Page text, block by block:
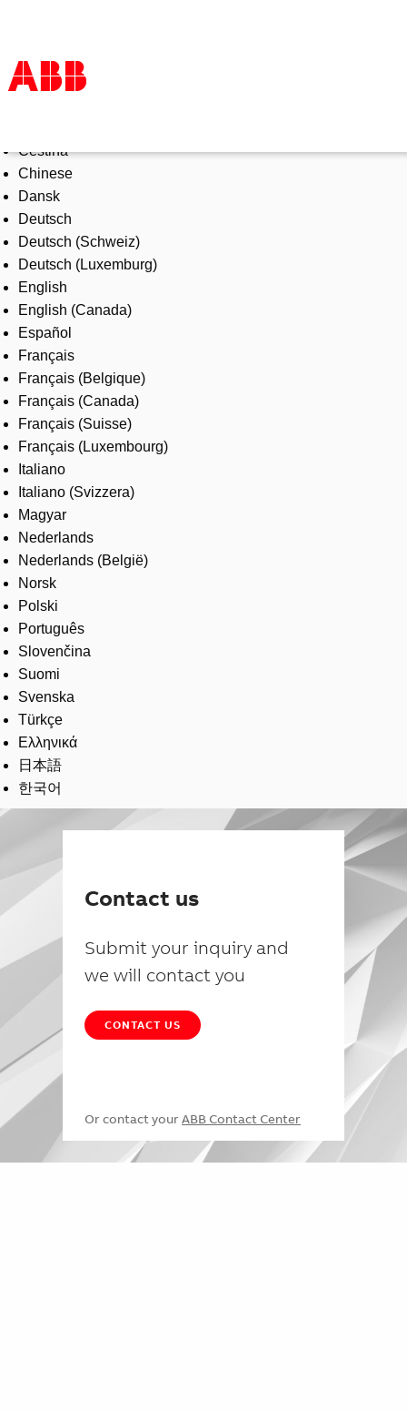
Products & Solutions
Industries
Services
About us
Where to buy
Contact us
Careers
Čeština
Chinese
Dansk
Deutsch
Deutsch (Schweiz)
Deutsch (Luxemburg)
English
English (Canada)
Español
Français
Français (Belgique)
Français (Canada)
Français (Suisse)
Français (Luxembourg)
Italiano
Italiano (Svizzera)
Magyar
Nederlands
Nederlands (België)
Norsk
Polski
Português
Slovenčina
Suomi
Svenska
Türkçe
Ελληνικά
日本語
한국어
Contact us
Submit your inquiry and
we will contact you
CONTACT US
Or contact your ABB Contact Center